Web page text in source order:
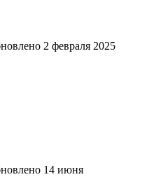
2 февраля 2025
14 июня